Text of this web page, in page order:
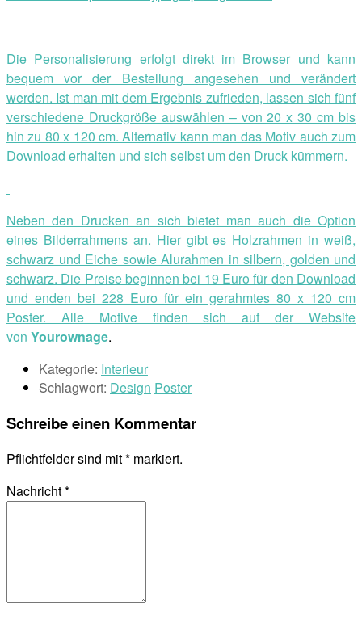
Die Personalisierung erfolgt direkt im Browser und kann
bequem vor der Bestellung angesehen und verändert
werden. Ist man mit dem Ergebnis zufrieden, lassen sich fünf
verschiedene Druckgröße auswählen – von 20 x 30 cm bis
hin zu 80 x 120 cm. Alternativ kann man das Motiv auch zum
Download erhalten und sich selbst um den Druck kümmern.
Neben den Drucken an sich bietet man auch die Option
eines Bilderrahmens an. Hier gibt es Holzrahmen in weiß,
schwarz und Eiche sowie Alurahmen in silbern, golden und
schwarz. Die Preise beginnen bei 19 Euro für den Download
und enden bei 228 Euro für ein gerahmtes 80 x 120 cm
Poster. Alle Motive finden sich auf der Website
von Yourownage.
Kategorie: Interieur
Schlagwort: Design Poster
Schreibe einen Kommentar
Pflichtfelder sind mit* markiert.
Nachricht*